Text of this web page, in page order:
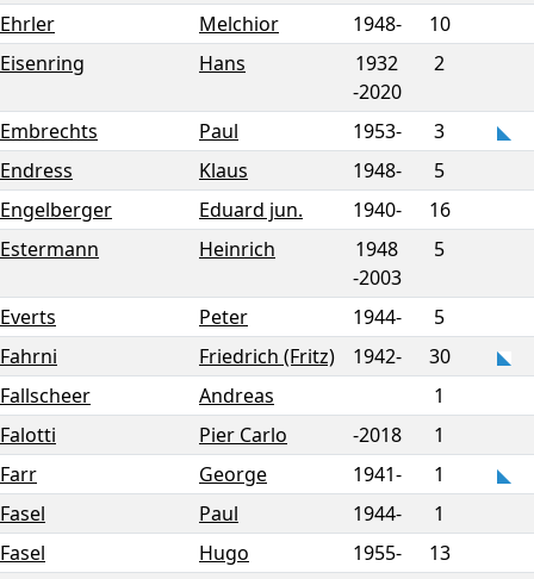
Ehrler
Melchior 1948-
10
Eisenring
Hans
1932
-2020
2
Embrechts Paul 1953-
3
Endress
Klaus 1948-
5
Engelberger
Eduard jun. 1940-
16
Estermann
Heinrich
1948
-2003
5
Everts Peter 1944-
5
Fahrni
Friedrich (Fritz) 1942-
30
Fallscheer
Andreas
1
Falotti
Pier Carlo -2018
1
Farr
George 1941-
1
Fasel
Paul 1944-
1
Fasel
Hugo 1955- 13